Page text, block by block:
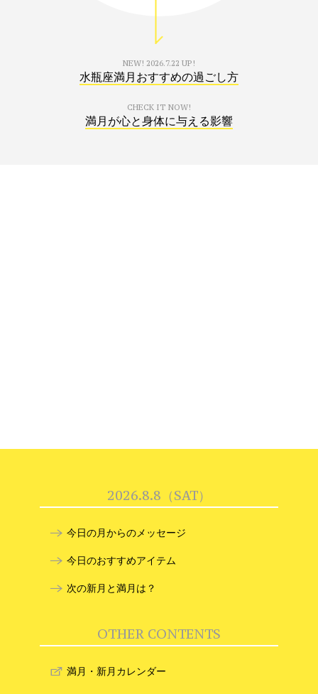
NEW! 2026.7.22 UP!
水瓶座満月おすすめの過ごし方
CHECK IT NOW!
満月が心と身体に与える影響
2026.8.8（SAT）
今日の月からのメッセージ
今日のおすすめアイテム
次の新月と満月は？
OTHER CONTENTS
満月・新月カレンダー